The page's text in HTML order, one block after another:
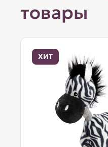
товары
ХИТ